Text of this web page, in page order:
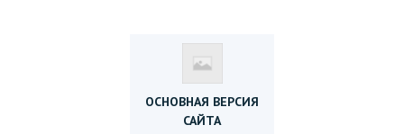
ОСНОВНАЯ ВЕРСИЯ
САЙТА